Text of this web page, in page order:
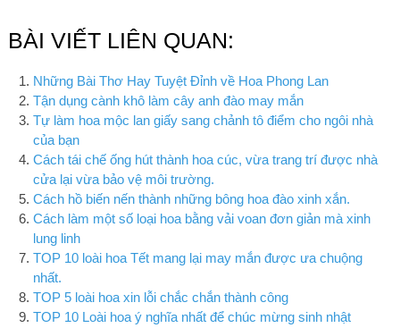
BÀI VIẾT LIÊN QUAN:
Những Bài Thơ Hay Tuyệt Đỉnh về Hoa Phong Lan
Tận dụng cành khô làm cây anh đào may mắn
Tự làm hoa mộc lan giấy sang chảnh tô điểm cho ngôi nhà
của bạn
Cách tái chế ống hút thành hoa cúc, vừa trang trí được nhà
cửa lại vừa bảo vệ môi trường.
Cách hồ biến nến thành những bông hoa đào xinh xắn.
Cách làm một số loại hoa bằng vải voan đơn giản mà xinh
lung linh
TOP 10 loài hoa Tết mang lại may mắn được ưa chuộng
nhất.
TOP 5 loài hoa xin lỗi chắc chắn thành công
TOP 10 Loài hoa ý nghĩa nhất để chúc mừng sinh nhật